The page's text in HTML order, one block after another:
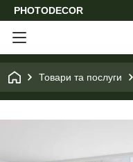
PHOTODECOR
Товари та послуги